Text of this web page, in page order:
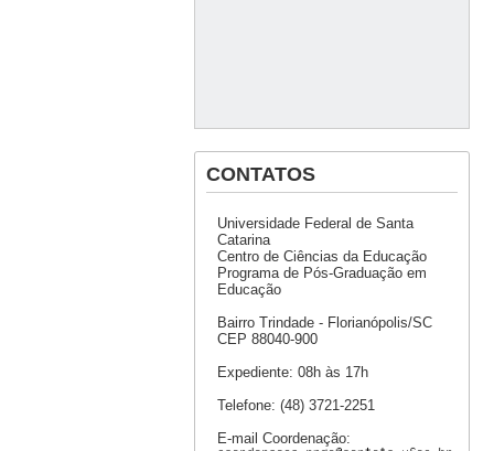
CONTATOS
Universidade Federal de Santa
Catarina
Centro de Ciências da Educação
Programa de Pós-Graduação em
Educação
Bairro Trindade - Florianópolis/SC
CEP 88040-900
Expediente: 08h às 17h
Telefone: (48) 3721-2251
E-mail Coordenação: